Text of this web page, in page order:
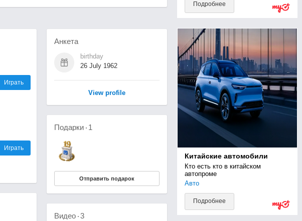
Играть
Играть
Анкета
birthday
26 July 1962
View profile
Подробнее
Китайские автомобили
Кто есть кто в китайском
автопроме
Авто
Подробнее
Подарки 1
Отправить подарок
Видео 3